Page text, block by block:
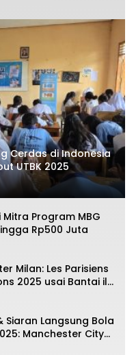
Cerdas di Indonesia
UTBK 2025
Mitra Program MBG
Rp500 Juta
Milan: Les Parisiens
2025 usai Bantai il
Langsung Bola
Manchester City